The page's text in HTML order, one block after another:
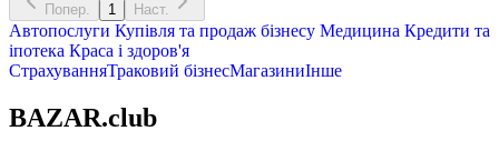
Попер. 1 Наст.
Автопослуги Купівля та продаж бізнесу Медицина Кредити та
іпотека Краса і здоров'я
СтрахуванняТраковий бізнесМагазиниІнше
BAZAR.club